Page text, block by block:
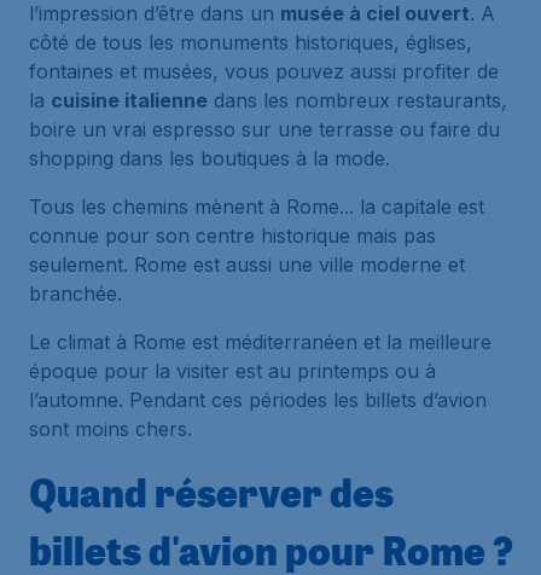
l’impression d’être dans un musée à ciel ouvert. A
côté de tous les monuments historiques, églises,
fontaines et musées, vous pouvez aussi profiter de
la cuisine italienne dans les nombreux restaurants,
boire un vrai espresso sur une terrasse ou faire du
shopping dans les boutiques à la mode.
Tous les chemins mènent à Rome... la capitale est
connue pour son centre historique mais pas
seulement. Rome est aussi une ville moderne et
branchée.
Le climat à Rome est méditerranéen et la meilleure
époque pour la visiter est au printemps ou à
l’automne. Pendant ces périodes les billets d’avion
sont moins chers.
Quand réserver des
billets d'avion pour Rome ?